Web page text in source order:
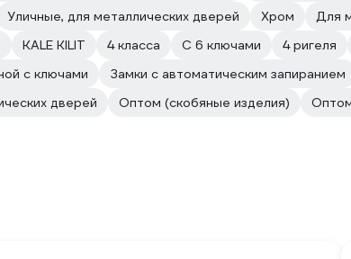
Уличные, для металлических дверей Хром
Для
KALE KILIT 4 класса С 6 ключами
4 ригеля
с ключами
Замки с автоматическим запиранием
дверей Оптом (скобяные изделия)